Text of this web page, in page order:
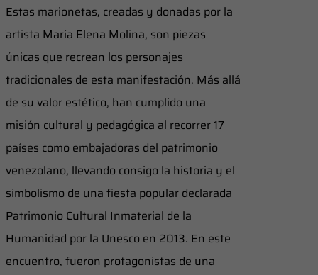
Estas marionetas, creadas y donadas por la
artista María Elena Molina, son piezas
únicas que recrean los personajes
tradicionales de esta manifestación. Más allá
de su valor estético, han cumplido una
misión cultural y pedagógica al recorrer 17
países como embajadoras del patrimonio
venezolano, llevando consigo la historia y el
simbolismo de una fiesta popular declarada
Patrimonio Cultural Inmaterial de la
Humanidad por la Unesco en 2013. En este
encuentro, fueron protagonistas de una